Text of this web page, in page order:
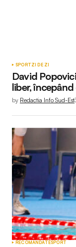
SPORTZI DE ZI
David
liber,
by Redactia Info Sud-Est
RECOMANDATESPORT